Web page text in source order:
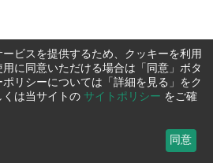
ビスを提供するため、クッキーを利用
に同意いただける場合は「同意」ボタ
リシーについては「詳細を見る」をク
くは当サイトの サイトポリシー をご確
同意